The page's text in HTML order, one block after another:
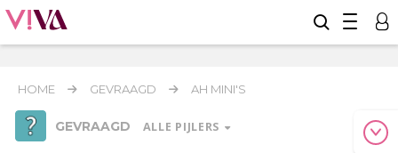
HOME GEVRAAGD AH MINI'S
GEVRAAGD ALLE PIJLERS